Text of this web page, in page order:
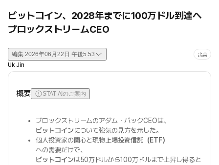
ビットコイン、2028年までに100万ドル到達へ
ブロックストリームCEO
編集 2026年06月22日 午後5:53 出典
Uk Jin
概要 STAT AIのご案内
ブロックストリームのアダム・バックCEOは、
ビットコインについて強気の見方を示した。
個人投資家の関心と現物 上場投資信託（ETF）
への需要だけで、
ビットコインは50万ドルから100万ドルまで上昇し得ると